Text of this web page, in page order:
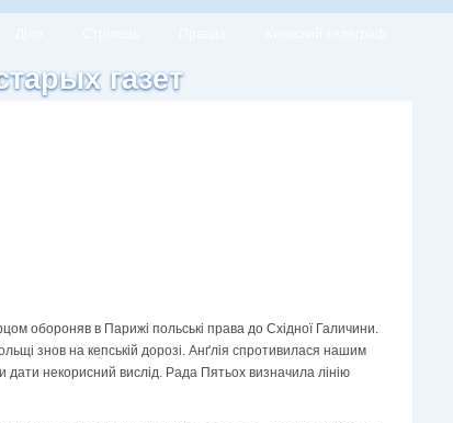
газет
обороняв в Парижі польські права до Східної Галичини.
знов на кепській дорозі. Анґлія спротивилася нашим
дати некорисний вислід. Рада Пятьох визначила лінію